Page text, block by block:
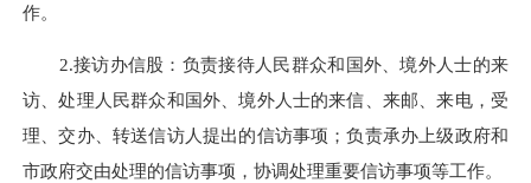
作。
2.接访办信股：负责接待人民群众和国外、境外人士的来
访、处理人民群众和国外、境外人士的来信、来邮、来电，受
理、交办、转送信访人提出的信访事项；负责承办上级政府和
市政府交由处理的信访事项，协调处理重要信访事项等工作。